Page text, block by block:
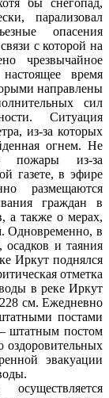
парализовал
опасения
с которой на
чрезвычайное
время
направлены
сил
Ситуация
из-за которых
огнем. Не
пожары из-за
газете, в эфире
размещаются
граждан в
а также о мерах,
Одновременно, в
осадков и таяния
Иркут поднялся
отметка
в реке Иркут
см. Ежедневно
постами
штатным постом
оздоровительных
эвакуации